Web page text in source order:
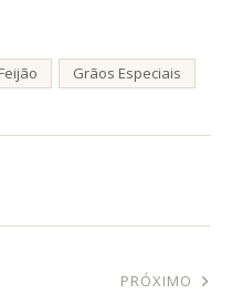
Feijão Grãos Especiais
PRÓXIMO